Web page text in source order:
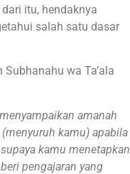
itu, hendaknya
salah satu dasar
wa Ta’ala
amanah
kamu) apabila
kamu menetapkan
pengajaran yang